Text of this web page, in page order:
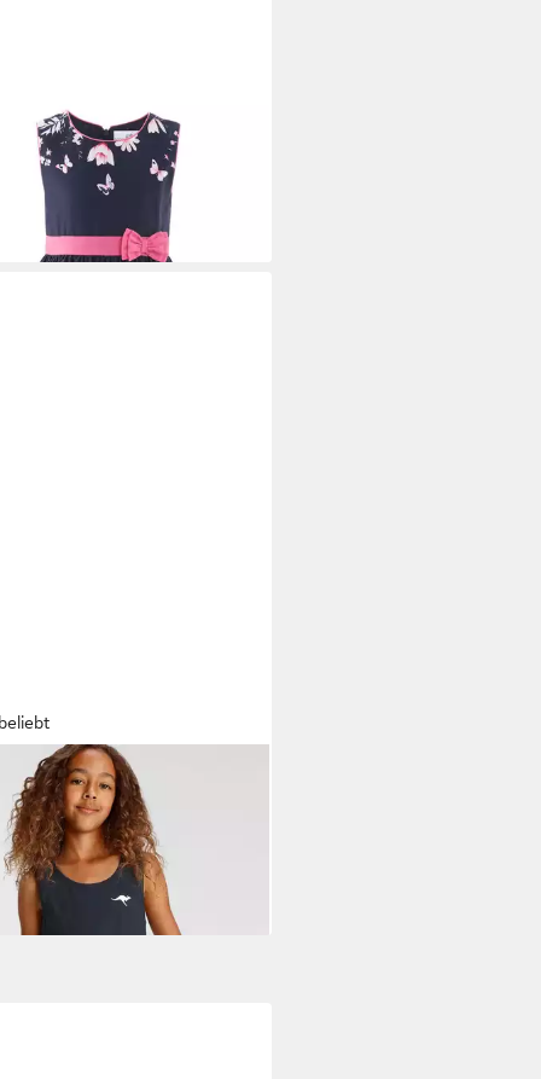
€ UVP45,99 €
Jerseykleid kniefreie
aus Baumwolle und Elasthan
€ UVP26,99 €